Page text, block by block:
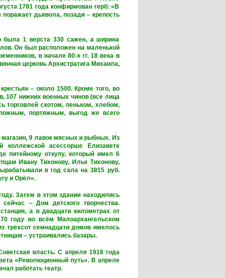
1781 года конфирмован герб: «В
дьявола, позади – крепость
1 верста 330 сажен, а ширина
Он был расположен на маленькой
в начале 80-х гг. 18 века в
церковь Архистратига Михаила,
– около 1500. Кроме того, во
107 нижних военных чинов (все лица
торговлей скотом, пеньком, хлебом,
портяжным, выгод же всего
9 лавок мясных и рыбных. Из
асессорше Елизавете
питейному откупу, который имел 6
Ивану Тихонову, Илье Тихонову,
в год сала на 3815 руб.
и Орёл».
Затем в этом здании находились
сейчас – Дом детского творчества.
а в двадцати километрах от
году во всём Малоархангельском
трёхсот семнадцати домов имелось
– устраивались базары.
власть. С апреля 1918 года
«Революционный путь». В апреле
работать театр.